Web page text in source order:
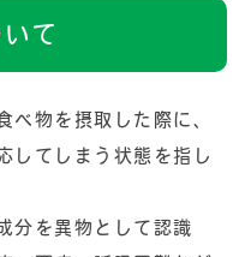
て
べ物を摂取した際に、
してしまう状態を指し
分を異物として認識